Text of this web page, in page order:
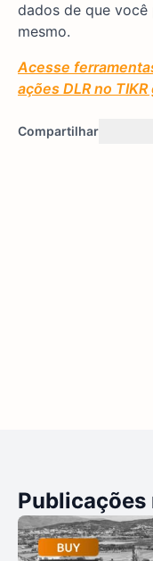
dados de que
mesmo.
Acesse
ações DLR no
Compartilhar